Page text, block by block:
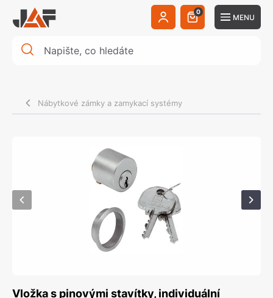
0
MENU
Nábytkové zámky a zamykací systémy
Vložka s pinovými stavítky, individuální